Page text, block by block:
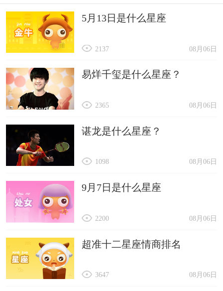
5月13日是什么星座
08月06日
2137
易烊千玺是什么星座？
08月06日
2365
谌龙是什么星座？
08月06日
1098
9月7日是什么星座
08月06日
2200
超准十二星座情商排名
08月06日
3647